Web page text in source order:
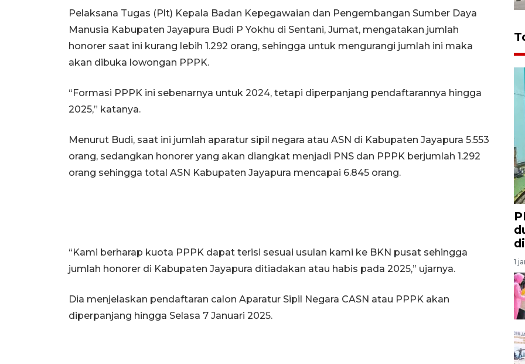
Pelaksana Tugas (Plt) Kepala Badan Kepegawaian dan Pengembangan Sumber Daya
Manusia Kabupaten Jayapura Budi P Yokhu di Sentani, Jumat, mengatakan jumlah
honorer saat ini kurang lebih 1.292 orang, sehingga untuk mengurangi jumlah ini maka
akan dibuka lowongan PPPK.
“Formasi PPPK ini sebenarnya untuk 2024, tetapi diperpanjang pendaftarannya hingga
2025,” katanya.
Menurut Budi, saat ini jumlah aparatur sipil negara atau ASN di Kabupaten Jayapura 5.553
orang, sedangkan honorer yang akan diangkat menjadi PNS dan PPPK berjumlah 1.292
orang sehingga total ASN Kabupaten Jayapura mencapai 6.845 orang.
“Kami berharap kuota PPPK dapat terisi sesuai usulan kami ke BKN pusat sehingga
jumlah honorer di Kabupaten Jayapura ditiadakan atau habis pada 2025,” ujarnya.
Dia menjelaskan pendaftaran calon Aparatur Sipil Negara CASN atau PPPK akan
diperpanjang hingga Selasa 7 Januari 2025.
1